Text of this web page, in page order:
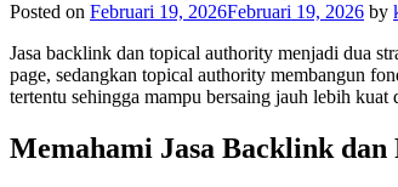
Posted on Februari 19, 2026Februari 19, 2026 by
Jasa backlink dan topical authority menjadi dua
page, sedangkan topical authority membangun
tertentu sehingga mampu bersaing jauh lebih kuat
Memahami Jasa Backlink